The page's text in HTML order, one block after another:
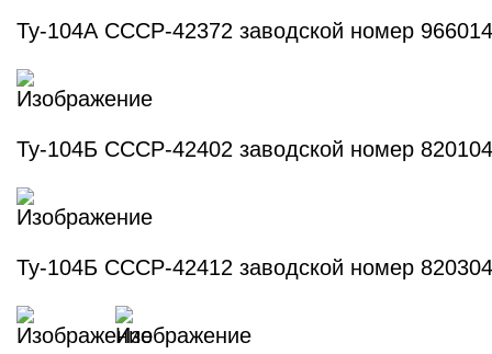
Ту-104А СССР-42372 заводской номер
Ту-104Б СССР-42402 заводской номер 820104
Ту-104Б СССР-42412 заводской номер 820304